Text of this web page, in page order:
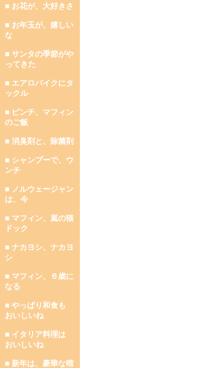
■ お花が、大好きさ
■ お年玉が、嬉しい
な
■ サンタの季節がや
ってきた
■ エアロバイクにタ
ックル
■ ピンチ、マフィン
のご飯
■ 消臭剤と、除菌剤
■ シャンプーで、ウ
ンチ
■ ノルウェージャン
は、今
■ マフィン、嵐の猫
ドック
■ ナカヨシ、ナカヨ
シ
■ マフィン、６歳に
なる
■ やっぱり和食も
おいしいね
■ イタリア料理は
おいしいね
■ 新年は、豪華な晴